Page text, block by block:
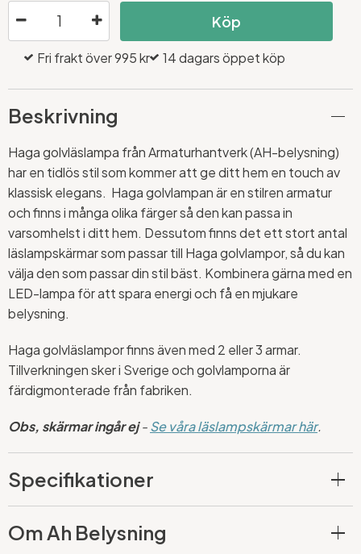
Köp
Fri frakt över 995 kr 14 dagars öppet köp
Beskrivning
Haga golvläslampa från Armaturhantverk (AH-belysning)
har en tidlös stil som kommer att ge ditt hem en touch av
klassisk elegans. Haga golvlampan är en stilren armatur
och finns i många olika färger så den kan passa in
varsomhelst i ditt hem. Dessutom finns det ett stort antal
läslampskärmar som passar till Haga golvlampor, så du kan
välja den som passar din stil bäst. Kombinera gärna med en
LED-lampa för att spara energi och få en mjukare
belysning.
Haga golvläslampor finns även med 2 eller 3 armar.
Tillverkningen sker i Sverige och golvlamporna är
färdigmonterade från fabriken.
Obs, skärmar ingår ej-Se våra läslampskärmar här.
Specifikationer
Om Ah Belysning